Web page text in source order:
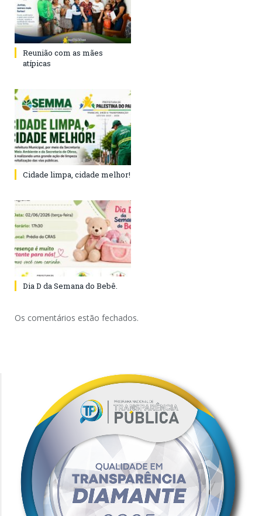
Reunião com as mães
atípicas
Cidade limpa, cidade melhor!
Dia D da Semana do Bebê.
Os comentários estão fechados.